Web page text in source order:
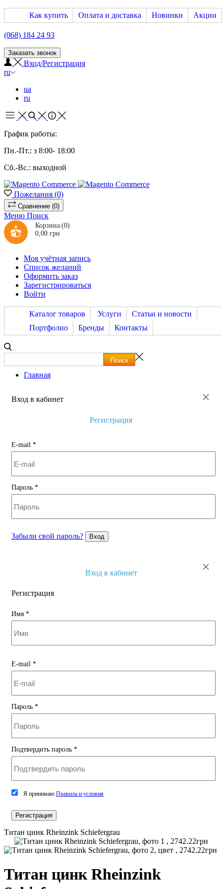
Как купить Оплата и доставка Новинки Акции
(068) 184 24 93
Заказать звонок
Вход/Регистрация
ru
ua
ru
График работы:
Пн.-Пт.: з 8:00- 18:00
Сб.-Вс.: выходной
Пожелания (0)
Сравнение (0)
Меню Поиск
Корзина (0)
0,00 грн
Моя учётная запись
Список желаний
Оформить заказ
Зарегистрироваться
Войти
Каталог товаров Услуги
Статьи и новости
Портфолио
Бренды Контакты
Главная
×
Вход в кабинет
Регистрация
E-mail *
Пароль *
Забыли свой пароль? Вход
×
Вход в кабинет
Регистрация
Имя *
E-mail *
Пароль *
Подтвердить пароль *
Я принимаю Правила и условия
Регистрация
Титан цинк Rheinzink Schiefergrau
Титан цинк Rheinzink